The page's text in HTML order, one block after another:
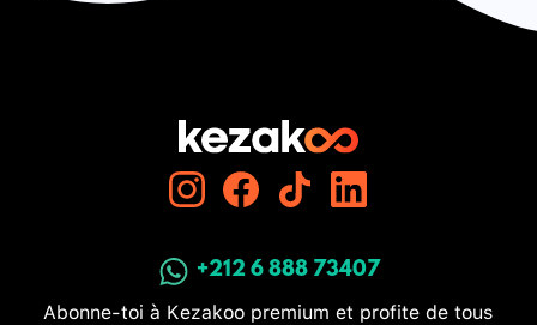
+212 6 888 73407
Abonne-toi à Kezakoo premium et profite de tous